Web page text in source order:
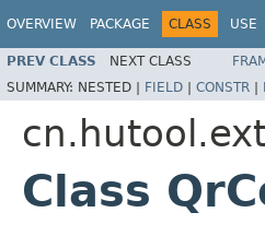
OVERVIEW PACKAGE CLASS USE
PREV CLASS NEXT CLASS
SUMMARY: NESTED | FIELD | CONSTR |
Class